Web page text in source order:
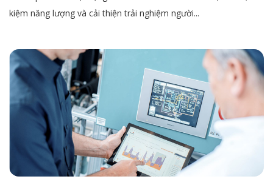
kiệm năng lượng và cải thiện trải nghiệm người...